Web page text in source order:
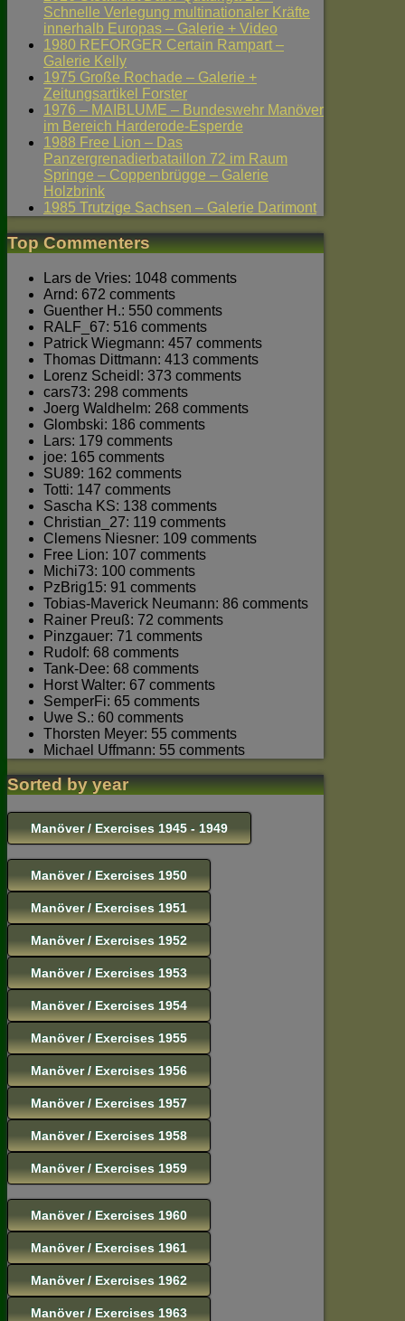
Schnelle Verlegung multinationaler Kräfte
innerhalb Europas – Galerie + Video
1980 REFORGER Certain Rampart –
Galerie Kelly
1975 Große Rochade – Galerie +
Zeitungsartikel Forster
1976 – MAIBLUME – Bundeswehr Manöver
im Bereich Harderode-Esperde
1988 Free Lion – Das
Panzergrenadierbataillon 72 im Raum
Springe – Coppenbrügge – Galerie
Holzbrink
1985 Trutzige Sachsen – Galerie Darimont
Top Commenters
Lars de Vries: 1048 comments
Arnd: 672 comments
Guenther H.: 550 comments
RALF_67: 516 comments
Patrick Wiegmann: 457 comments
Thomas Dittmann: 413 comments
Lorenz Scheidl: 373 comments
cars73: 298 comments
Joerg Waldhelm: 268 comments
Glombski: 186 comments
Lars: 179 comments
joe: 165 comments
SU89: 162 comments
Totti: 147 comments
Sascha KS: 138 comments
Christian_27: 119 comments
Clemens Niesner: 109 comments
Free Lion: 107 comments
Michi73: 100 comments
PzBrig15: 91 comments
Tobias-Maverick Neumann: 86 comments
Rainer Preuß: 72 comments
Pinzgauer: 71 comments
Rudolf: 68 comments
Tank-Dee: 68 comments
Horst Walter: 67 comments
SemperFi: 65 comments
Uwe S.: 60 comments
Thorsten Meyer: 55 comments
Michael Uffmann: 55 comments
Sorted by year
Manöver / Exercises 1945 - 1949
Manöver / Exercises 1950
Manöver / Exercises 1951
Manöver / Exercises 1952
Manöver / Exercises 1953
Manöver / Exercises 1954
Manöver / Exercises 1955
Manöver / Exercises 1956
Manöver / Exercises 1957
Manöver / Exercises 1958
Manöver / Exercises 1959
Manöver / Exercises 1960
Manöver / Exercises 1961
Manöver / Exercises 1962
Manöver / Exercises 1963